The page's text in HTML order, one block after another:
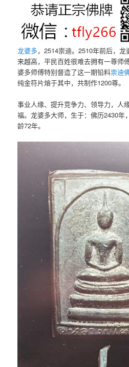
龙婆多，2514崇迪。2510年前后，
来越高，平民百姓很难去拥有一尊师
婆多师傅特别督造了这一期铅料崇迪
纯金符片熔于其中，共制作1200尊。
事业人缘、提升竞争力、领导力，人
福。龙婆多大师，生于：佛历2430年
龄72年。